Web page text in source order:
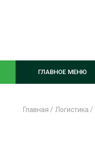
ГЛАВНОЕ МЕНЮ
Главная / Логистика /